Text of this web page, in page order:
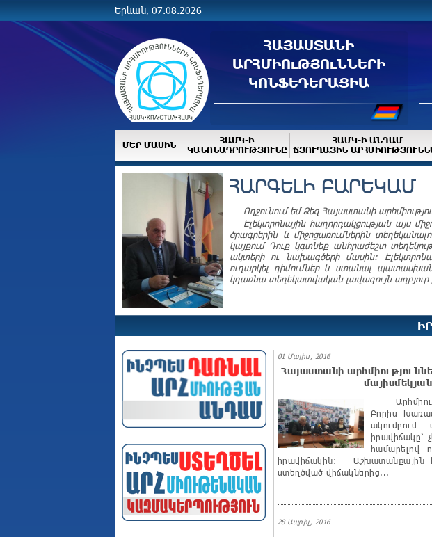
Երևան, 07.08.2026
ՀԱՅԱՍՏԱՆԻ
ԱՐՀՄԻՈւԹՅՈւՆՆԵՐԻ
ԿՈՆՖԵԴԵՐԱՑԻԱ
ՄԵՐ ՄԱՍԻՆ
ՀԱՄԿ-Ի
ԿԱՆՈՆԱԴՐՈՒԹՅՈՒՆԸ
ՀԱՄԿ-Ի ԱՆԴԱՄ
ՃՅՈՒՂԱՅԻՆ
ՀԱՐԳԵԼԻ ԲԱՐԵԿԱՄ
Ողջունում եմ Ձեզ Հայաստանի
Էլեկտրոնային հաղորդակցության այս
ծրագրերին և միջոցառումներին
կայքում Դուք կգտնեք անհրաժեշտ
ակտերի ու նախագծերի մասին:
ուղարկել դիմումներ և ստանալ
կդառնա տեղեկատվական լավագույն աղբյուր
01 Մայիս, 2016
Հայաստանի
Բորիս
իրավիճակը՝
համարելով
իրավիճակին: Աշխատանքային
ստեղծված վիճակներից...
28 Ապրիլ, 2016